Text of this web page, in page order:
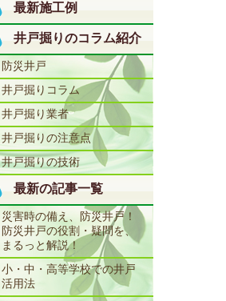
最新施工例
井戸掘りのコラム紹介
防災井戸
井戸掘りコラム
井戸掘り業者
井戸掘りの注意点
井戸掘りの技術
最新の記事一覧
災害時の備え、防災井戸！
防災井戸の役割・疑問を、
まるっと解説！
小・中・高等学校での井戸
活用法